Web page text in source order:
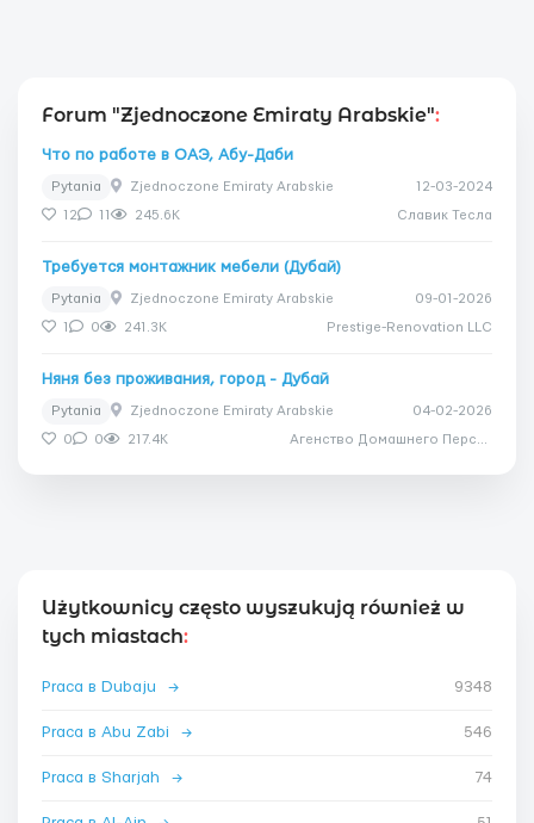
Forum "Zjednoczone Emiraty Arabskie":
Что по работе в ОАЭ, Абу-Даби
Pytania Zjednoczone Emiraty Arabskie 12-03-2024
12 11 245.6K Славик Тесла
Требуется монтажник мебели (Дубай)
Pytania Zjednoczone Emiraty Arabskie 09-01-2026
1 0 241.3K Prestige-Renovation LLC
Няня без проживания, город - Дубай
Pytania Zjednoczone Emiraty Arabskie 04-02-2026
0 0 217.4K
Użytkownicy często wyszukują również w
tych miastach:
Praca в Dubaju → 9348
Praca в Abu Zabi → 546
Praca в Sharjah → 74